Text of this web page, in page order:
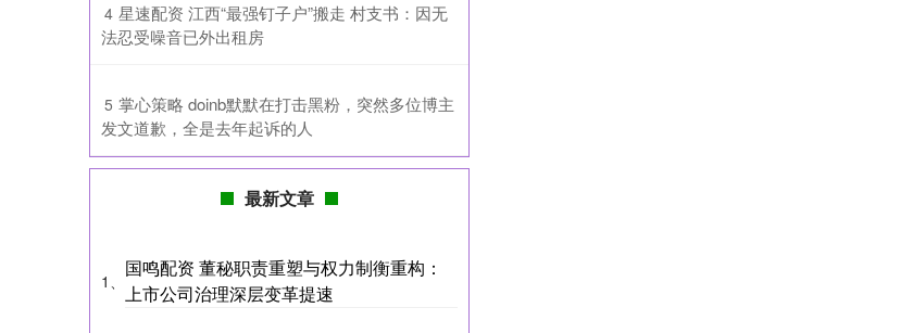
4 ​星速配资 江西“最强钉子户”搬走 村支书：因无
法忍受噪音已外出租房
5 ​掌心策略 doinb默默在打击黑粉，突然多位博主
发文道歉，全是去年起诉的人
最新文章
1、
国鸣配资 董秘职责重塑与权力制衡重构：
上市公司治理深层变革提速